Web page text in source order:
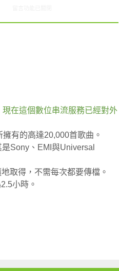
在這個數位串流服務已經對外
有的高達20,000首歌曲。
Sony、EMI與Universal
取得，不需每次都要傳檔。
小時。